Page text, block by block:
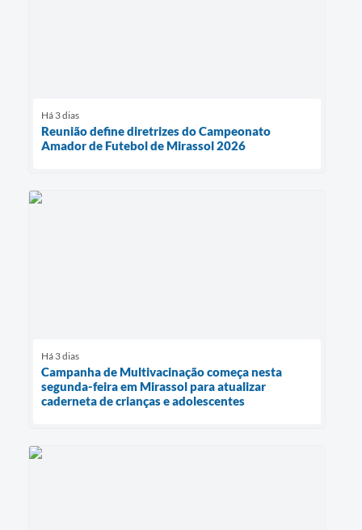
Há 3 dias
Reunião define diretrizes do Campeonato
Amador de Futebol de Mirassol 2026
Há 3 dias
Campanha de Multivacinação começa nesta
segunda-feira em Mirassol para atualizar
caderneta de crianças e adolescentes